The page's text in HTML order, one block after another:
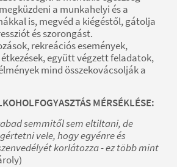
a munkahelyi és a
is, megvéd a kiégéstől, gátolja
és szorongást.
rekreációs események,
együtt végzett feladatok,
mind összekovácsolják a
MÉRSÉKLÉSE:
semmitől sem eltiltani, de
vele, hogy egyénre és
korlátozza - ez több mint